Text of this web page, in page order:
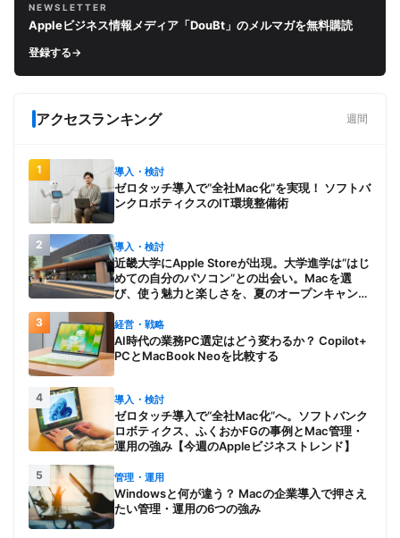
NEWSLETTER
Appleビジネス情報メディア「DouBt」のメルマガを無料購読
登録する→
アクセスランキング 週間
1 導入・検討
ゼロタッチ導入で“全社Mac化”を実現！ ソフトバ
ンクロボティクスのIT環境整備術
2 導入・検討
近畿大学にApple Storeが出現。大学進学は“はじ
めての自分のパソコン”との出会い。Macを選
び、使う魅力と楽しさを、夏のオープンキャンパ
3 経営・戦略
AI時代の業務PC選定はどう変わるか？ Copilot+
PCとMacBook Neoを比較する
4 導入・検討
ゼロタッチ導入で“全社Mac化”へ。ソフトバンク
ロボティクス、ふくおかFGの事例とMac管理・
運用の強み【今週のAppleビジネストレンド】
5 管理・運用
Windowsと何が違う？ Macの企業導入で押さえ
たい管理・運用の6つの強み